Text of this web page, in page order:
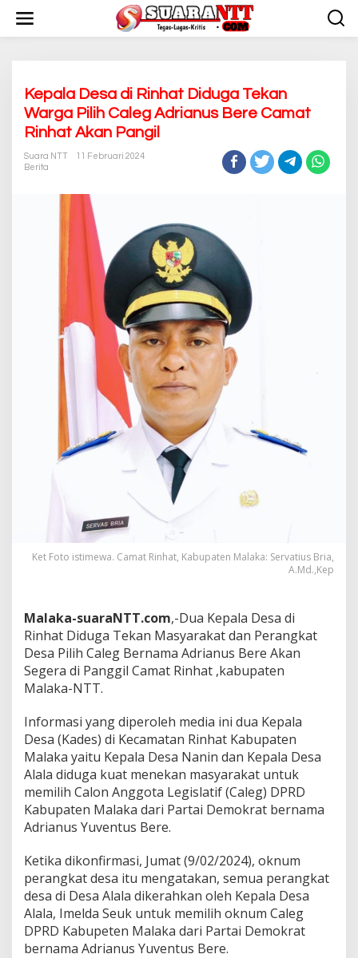
w
Kepala Desa di Rinhat Diduga Tekan
Warga Pilih Caleg Adrianus Bere Camat
Rinhat Akan Pangil
Suara NTT
11 Februari 2024
Berita
Ket Foto istimewa. Camat Rinhat, Kabupaten Malaka: Servatius Bria,
A.Md.,Kep
Malaka-suaraNTT.com,-Dua Kepala Desa di
Rinhat Diduga Tekan Masyarakat dan Perangkat
Desa Pilih Caleg Bernama Adrianus Bere Akan
Segera di Panggil Camat Rinhat ,kabupaten
Malaka-NTT.
Informasi yang diperoleh media ini dua Kepala
Desa (Kades) di Kecamatan Rinhat Kabupaten
Malaka yaitu Kepala Desa Nanin dan Kepala Desa
Alala diduga kuat menekan masyarakat untuk
memilih Calon Anggota Legislatif (Caleg) DPRD
Kabupaten Malaka dari Partai Demokrat bernama
Adrianus Yuventus Bere.
Ketika dikonfirmasi, Jumat (9/02/2024), oknum
perangkat desa itu mengatakan, semua perangkat
desa di Desa Alala dikerahkan oleh Kepala Desa
Alala, Imelda Seuk untuk memilih oknum Caleg
DPRD Kabupeten Malaka dari Partai Demokrat
bernama Adrianus Yuventus Bere.